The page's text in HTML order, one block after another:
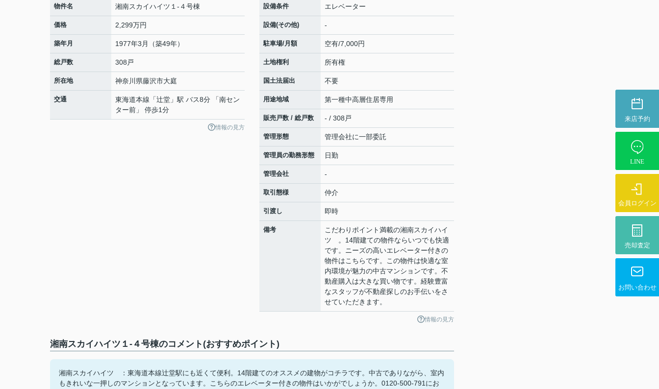
来店予約
LINE
会員ログイン
売却査定
お問い合わせ
物件名 湘南スカイハイツ１-４号棟
価格 2,299万円
築年月 1977年3月（築49年）
総戸数 308戸
所在地 神奈川県藤沢市大庭
交通 東海道本線 「辻堂 」駅 バス8分 「南セン
ター前」 停歩1分
情報の見方
設備条件 エレベーター
設備(その他) -
駐車場/月額 空有/7,000円
土地権利 所有権
国土法届出 不要
用途地域 第一種中高層住居専用
販売戸数 / 総戸数 - / 308戸
管理形態 管理会社に一部委託
管理員の勤務形態 日勤
管理会社 -
取引態様 仲介
引渡し 即時
備考
こだわりポイント満載の湘南スカイハイ
ツ 。14階建ての物件ならいつでも快適
です。ニーズの高いエレベーター付きの
物件はこちらです。この物件は快適な室
内環境が魅力の中古マンションです。不
動産購入は大きな買い物です。経験豊富
なスタッフが不動産探しのお手伝いをさ
せていただきます。
情報の見方
湘南スカイハイツ１-４号棟のコメント(おすすめポイント)
湘南スカイハイツ ：東海道本線辻堂駅にも近くて便利。14階建てのオススメの建物がコチラです。中古でありながら、室内
もきれいな一押しのマンションとなっています。こちらのエレベーター付きの物件はいかがでしょうか。0120-500-791にお